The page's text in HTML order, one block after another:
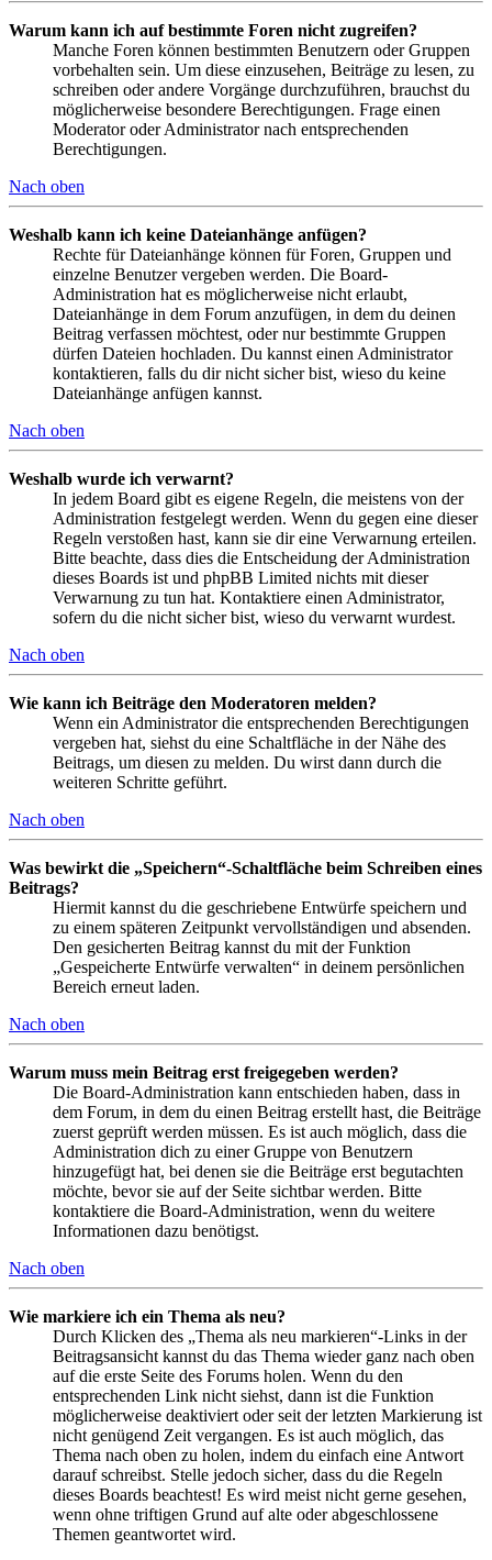
Warum kann ich auf bestimmte Foren nicht zugreifen?
Manche Foren können bestimmten Benutzern oder Gruppen
vorbehalten sein. Um diese einzusehen, Beiträge zu lesen, zu
schreiben oder andere Vorgänge durchzuführen, brauchst du
möglicherweise besondere Berechtigungen. Frage einen
Moderator oder Administrator nach entsprechenden
Berechtigungen.
Nach oben
Weshalb kann ich keine Dateianhänge anfügen?
Rechte für Dateianhänge können für Foren, Gruppen und
einzelne Benutzer vergeben werden. Die Board-
Administration hat es möglicherweise nicht erlaubt,
Dateianhänge in dem Forum anzufügen, in dem du deinen
Beitrag verfassen möchtest, oder nur bestimmte Gruppen
dürfen Dateien hochladen. Du kannst einen Administrator
kontaktieren, falls du dir nicht sicher bist, wieso du keine
Dateianhänge anfügen kannst.
Nach oben
Weshalb wurde ich verwarnt?
In jedem Board gibt es eigene Regeln, die meistens von der
Administration festgelegt werden. Wenn du gegen eine dieser
Regeln verstoßen hast, kann sie dir eine Verwarnung erteilen.
Bitte beachte, dass dies die Entscheidung der Administration
dieses Boards ist und phpBB Limited nichts mit dieser
Verwarnung zu tun hat. Kontaktiere einen Administrator,
sofern du die nicht sicher bist, wieso du verwarnt wurdest.
Nach oben
Wie kann ich Beiträge den Moderatoren melden?
Wenn ein Administrator die entsprechenden Berechtigungen
vergeben hat, siehst du eine Schaltfläche in der Nähe des
Beitrags, um diesen zu melden. Du wirst dann durch die
weiteren Schritte geführt.
Nach oben
Was bewirkt die „Speichern“-Schaltfläche beim Schreiben eines
Beitrags?
Hiermit kannst du die geschriebene Entwürfe speichern und
zu einem späteren Zeitpunkt vervollständigen und absenden.
Den gesicherten Beitrag kannst du mit der Funktion
„Gespeicherte Entwürfe verwalten“ in deinem persönlichen
Bereich erneut laden.
Nach oben
Warum muss mein Beitrag erst freigegeben werden?
Die Board-Administration kann entschieden haben, dass in
dem Forum, in dem du einen Beitrag erstellt hast, die Beiträge
zuerst geprüft werden müssen. Es ist auch möglich, dass die
Administration dich zu einer Gruppe von Benutzern
hinzugefügt hat, bei denen sie die Beiträge erst begutachten
möchte, bevor sie auf der Seite sichtbar werden. Bitte
kontaktiere die Board-Administration, wenn du weitere
Informationen dazu benötigst.
Nach oben
Wie markiere ich ein Thema als neu?
Durch Klicken des „Thema als neu markieren“-Links in der
Beitragsansicht kannst du das Thema wieder ganz nach oben
auf die erste Seite des Forums holen. Wenn du den
entsprechenden Link nicht siehst, dann ist die Funktion
möglicherweise deaktiviert oder seit der letzten Markierung ist
nicht genügend Zeit vergangen. Es ist auch möglich, das
Thema nach oben zu holen, indem du einfach eine Antwort
darauf schreibst. Stelle jedoch sicher, dass du die Regeln
dieses Boards beachtest! Es wird meist nicht gerne gesehen,
wenn ohne triftigen Grund auf alte oder abgeschlossene
Themen geantwortet wird.